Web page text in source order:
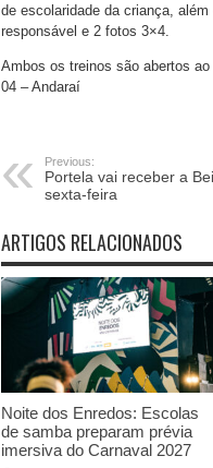
de escolaridade da criança,
responsável e 2 fotos 3×4.
Ambos os treinos são abertos
04 – Andaraí
Previous:
Portela vai receber a
sexta-feira
ARTIGOS RELACIONADOS
Noite dos Enredos: Escolas
de samba preparam prévia
imersiva do Carnaval 2027